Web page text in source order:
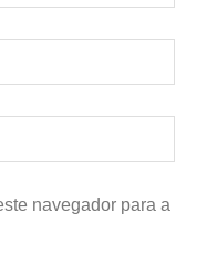
navegador para a